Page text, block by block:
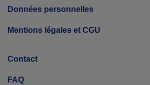
Données personnelles
Mentions légales et CGU
Contact
FAQ